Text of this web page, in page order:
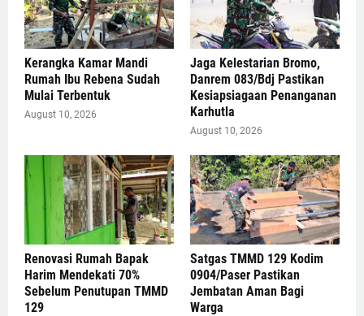
Kerangka Kamar Mandi
Rumah Ibu Rebena Sudah
Mulai Terbentuk
August 10, 2026
Jaga Kelestarian Bromo,
Danrem 083/Bdj Pastikan
Kesiapsiagaan Penanganan
Karhutla
August 10, 2026
Renovasi Rumah Bapak
Harim Mendekati 70%
Sebelum Penutupan TMMD
129
Satgas TMMD 129 Kodim
0904/Paser Pastikan
Jembatan Aman Bagi
Warga